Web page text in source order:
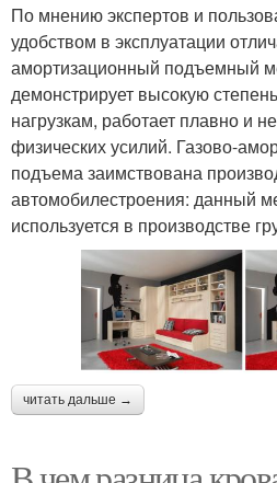
По мнению экспертов и
удобством в эксплуатации
амортизационный подъемный
демонстрирует высокую
нагрузкам, работает плавно и
физических усилий. Газово-
подъема заимствована
автомобилестроения: данный
используется в производстве
читать дальше →